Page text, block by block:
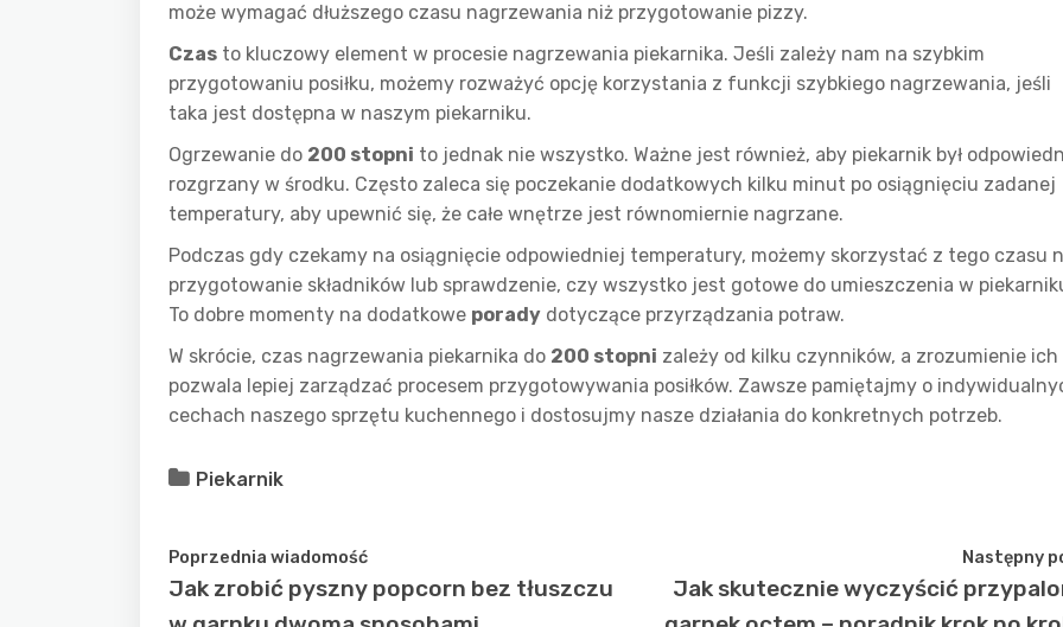
może wymagać dłuższego czasu nagrzewania niż przygotowanie pizzy.
Czas to kluczowy element w procesie nagrzewania piekarnika. Jeśli zależy nam na szybkim
przygotowaniu posiłku, możemy rozważyć opcję korzystania z funkcji szybkiego nagrzewania, jeśli
taka jest dostępna w naszym piekarniku.
Ogrzewanie do 200 stopni to jednak nie wszystko. Ważne jest również, aby piekarnik był
rozgrzany w środku. Często zaleca się poczekanie dodatkowych kilku minut po osiągnięciu zadanej
temperatury, aby upewnić się, że całe wnętrze jest równomiernie nagrzane.
Podczas gdy czekamy na osiągnięcie odpowiedniej temperatury, możemy skorzystać z tego czasu
przygotowanie składników lub sprawdzenie, czy wszystko jest gotowe do umieszczenia w
To dobre momenty na dodatkowe porady dotyczące przyrządzania potraw.
W skrócie, czas nagrzewania piekarnika do 200 stopni zależy od kilku czynników, a zrozumienie ich
pozwala lepiej zarządzać procesem przygotowywania posiłków. Zawsze pamiętajmy o
cechach naszego sprzętu kuchennego i dostosujmy nasze działania do konkretnych potrzeb.
Piekarnik
Poprzednia wiadomość
Jak zrobić pyszny popcorn bez tłuszczu
Następny
Jak skutecznie wyczyścić